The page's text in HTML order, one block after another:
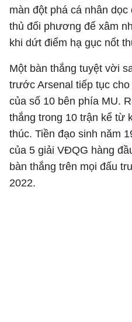
màn đột phá cá nhân
thủ đối phương để xâm
khi dứt điểm hạ gục nốt
Một bàn thắng tuyệt vời
trước Arsenal tiếp tục
của số 10 bên phía MU.
thắng trong 10 trận kể từ
thúc. Tiền đạo sinh năm
của 5 giải VĐQG hàng
bàn thắng trên mọi đấu
2022.